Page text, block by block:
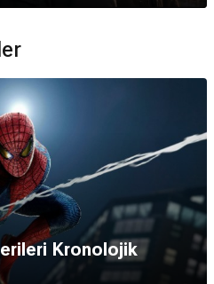
Kronolojik